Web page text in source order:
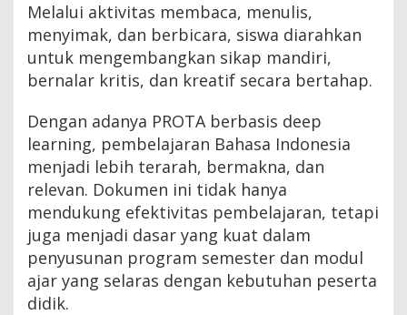
Melalui aktivitas membaca, menulis,
menyimak, dan berbicara, siswa diarahkan
untuk mengembangkan sikap mandiri,
bernalar kritis, dan kreatif secara bertahap.
Dengan adanya PROTA berbasis deep
learning, pembelajaran Bahasa Indonesia
menjadi lebih terarah, bermakna, dan
relevan. Dokumen ini tidak hanya
mendukung efektivitas pembelajaran, tetapi
juga menjadi dasar yang kuat dalam
penyusunan program semester dan modul
ajar yang selaras dengan kebutuhan peserta
didik.